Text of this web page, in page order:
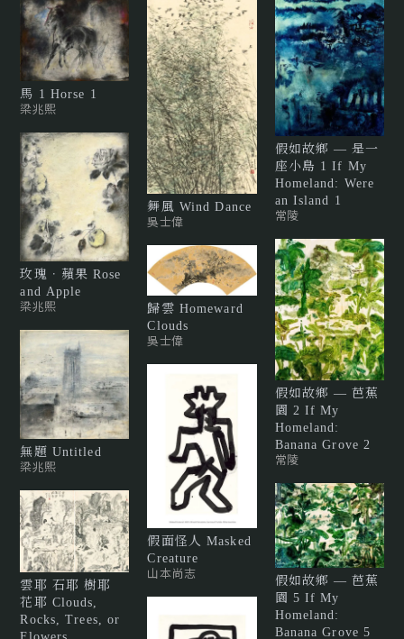
馬 1 Horse 1
梁兆熙
玫瑰．蘋果 Rose
and Apple
梁兆熙
無題 Untitled
梁兆熙
雲耶 石耶 樹耶
花耶 Clouds,
Rocks, Trees, or
舞風 Wind Dance
吳士偉
歸雲 Homeward
Clouds
吳士偉
假面怪人 Masked
Creature
山本尚志
假如故鄉 — 是一
座小島 1 If My
Homeland: Were
an Island 1
常陵
假如故鄉 — 芭蕉
園 2 If My
Homeland:
Banana Grove 2
常陵
假如故鄉 — 芭蕉
園 5 If My
Homeland:
Banana Grove 5